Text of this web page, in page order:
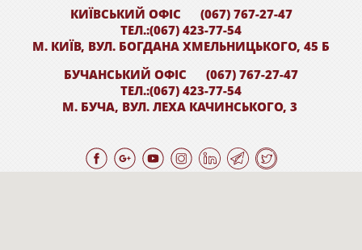
КИЇВСЬКИЙ ОФІС
(067) 767-27-47
ТЕЛ.:(067) 423-77-54
М. КИЇВ, ВУЛ. БОГДАНА ХМЕЛЬНИЦЬКОГО, 45 Б
БУЧАНСЬКИЙ ОФІС
(067) 767-27-47
ТЕЛ.:(067) 423-77-54
М. БУЧА, ВУЛ. ЛЕХА КАЧИНСЬКОГО, 3